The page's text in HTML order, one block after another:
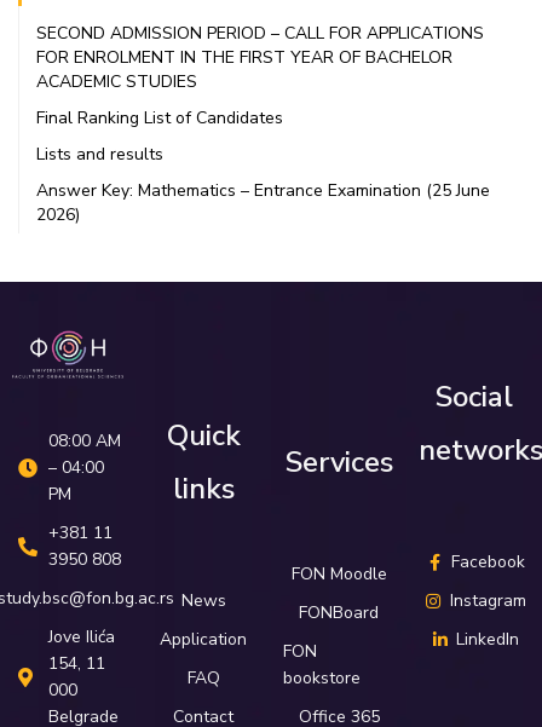
SECOND ADMISSION PERIOD – CALL FOR APPLICATIONS
FOR ENROLMENT IN THE FIRST YEAR OF BACHELOR
ACADEMIC STUDIES
Final Ranking List of Candidates
Lists and results
Answer Key: Mathematics – Entrance Examination (25 June
2026)
08:00 AM
– 04:00
PM
+381 11
3950 808
Јove Ilića
154, 11
000
Belgrade
Quick
links
News
Application
FAQ
Contact
Services
FON Moodle
FONBoard
FON
bookstore
Office 365
Social
networks
Facebook
Instagram
LinkedIn